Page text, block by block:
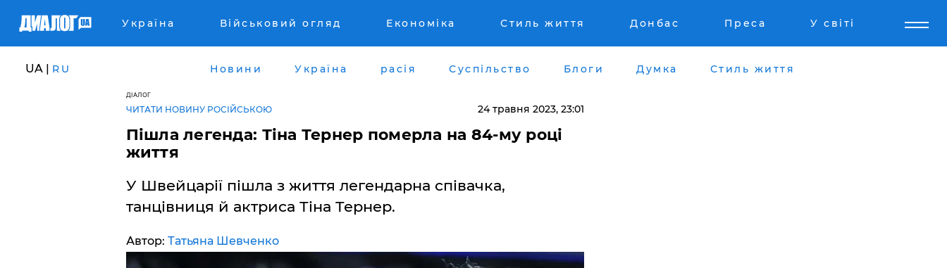
Україна Військовий огляд Економіка Стиль життя Донбас Преса У світі
UA | RU Новини Україна расія Суспільство Блоги Думка Стиль життя
ДІАЛОГ
ЧИТАТИ НОВИНУ РОСІЙСЬКОЮ 24 травня 2023, 23:01
Пішла легенда: Тіна Тернер померла на 84-му році
життя
У Швейцарії пішла з життя легендарна співачка,
танцівниця й актриса Тіна Тернер.
Автор: Татьяна Шевченко